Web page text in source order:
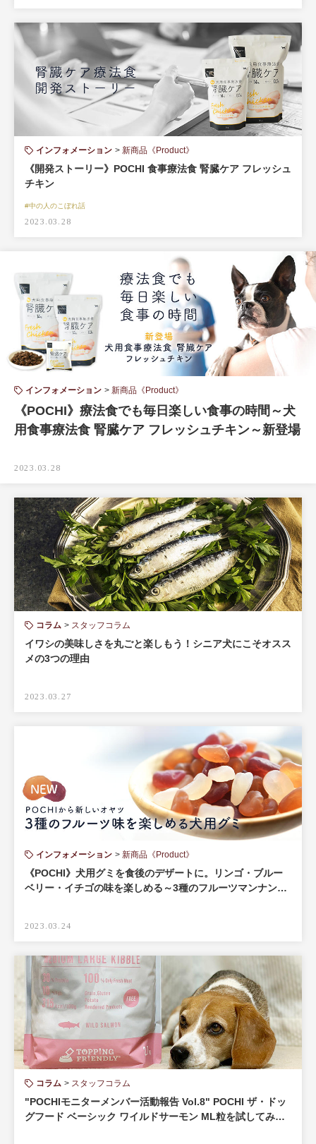
インフォメーション 新商品《Product》
《開発ストーリー》POCHI 食事療法食 腎臓ケア フレッシュ
チキン
#中の人のこぼれ話
2023.03.28
インフォメーション 新商品《Product》
《POCHI》療法食でも毎日楽しい食事の時間～犬
用食事療法食 腎臓ケア フレッシュチキン～新登場
2023.03.28
コラム スタッフコラム
イワシの美味しさを丸ごと楽しもう！シニア犬にこそオスス
メの3つの理由
2023.03.27
インフォメーション 新商品《Product》
《POCHI》犬用グミを食後のデザートに。リンゴ・ブルー
ベリー・イチゴの味を楽しめる～3種のフルーツマンナン…
2023.03.24
コラム スタッフコラム
"POCHIモニターメンバー活動報告 Vol.8" POCHI ザ・ドッ
グフード ベーシック ワイルドサーモン ML粒を試してみ…